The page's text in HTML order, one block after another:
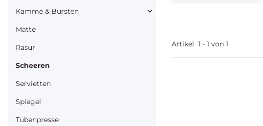
Artikel 1 - 1 von 1
Kämme & Bürsten
Matte
Rasur
Scheeren
Servietten
Spiegel
Tubenpresse